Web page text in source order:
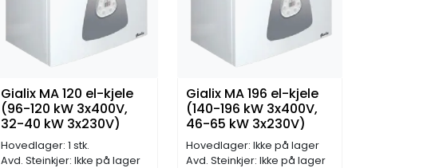
Gialix MA 120 el-kjele
(96-120 kW 3x400V,
32-40 kW 3x230V)
Hovedlager: 1 stk.
Avd. Steinkjer: Ikke på lager
Gialix MA 196 el-kjele
(140-196 kW 3x400V,
46-65 kW 3x230V)
Hovedlager: Ikke på lager
Avd. Steinkjer: Ikke på lager